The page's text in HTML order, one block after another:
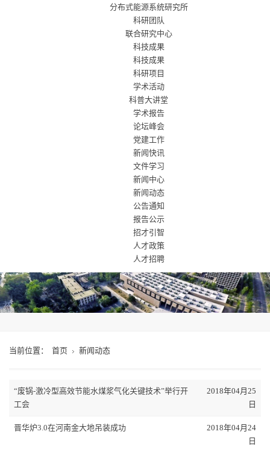
分布式能源系统研究所
科研团队
联合研究中心
科技成果
科技成果
科研项目
学术活动
科普大讲堂
学术报告
论坛峰会
党建工作
新闻快讯
文件学习
新闻中心
新闻动态
公告通知
报告公示
招才引智
人才政策
人才招聘
当前位置： 首页 新闻动态
“废锅-激冷型高效节能水煤浆气化关键技术”举行开
工会
2018年04月25
日
晋华炉3.0在河南金大地吊装成功
2018年04月24
日